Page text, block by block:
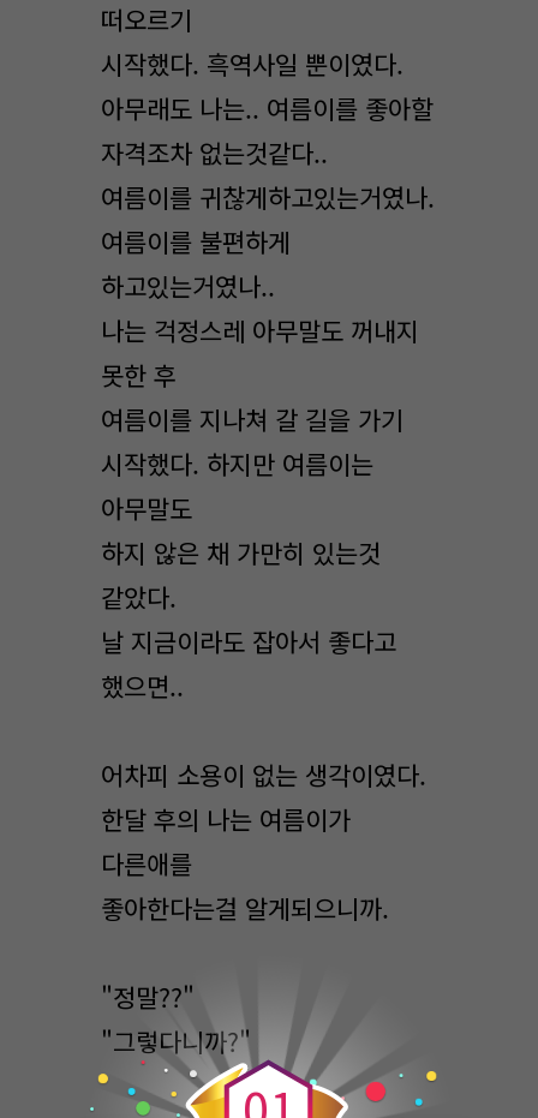
떠오르기
시작했다. 흑역사일 뿐이였다.
아무래도 나는.. 여름이를 좋아할
자격조차 없는것같다..
여름이를 귀찮게하고있는거였나.
여름이를 불편하게
하고있는거였나..
나는 걱정스레 아무말도 꺼내지
못한 후
여름이를 지나쳐 갈 길을 가기
시작했다. 하지만 여름이는
아무말도
하지 않은 채 가만히 있는것
같았다.
날 지금이라도 잡아서 좋다고
했으면..
어차피 소용이 없는 생각이였다.
한달 후의 나는 여름이가
다른애를
좋아한다는걸 알게되으니까.
"정말??"
"그렇다니까?" 0